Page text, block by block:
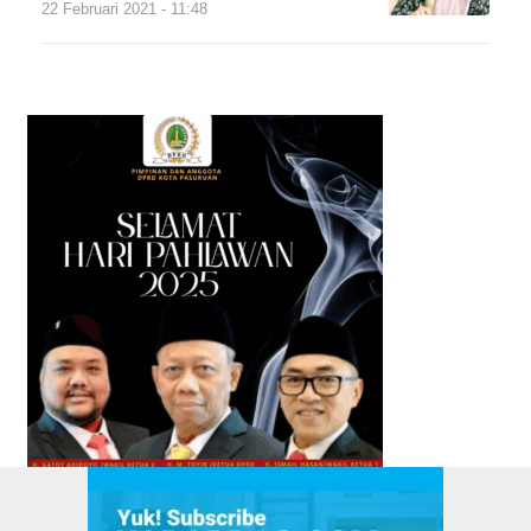
22 Februari 2021 - 11:48